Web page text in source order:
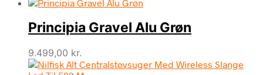
Principia Gravel Alu Grøn
9.499,00 kr.